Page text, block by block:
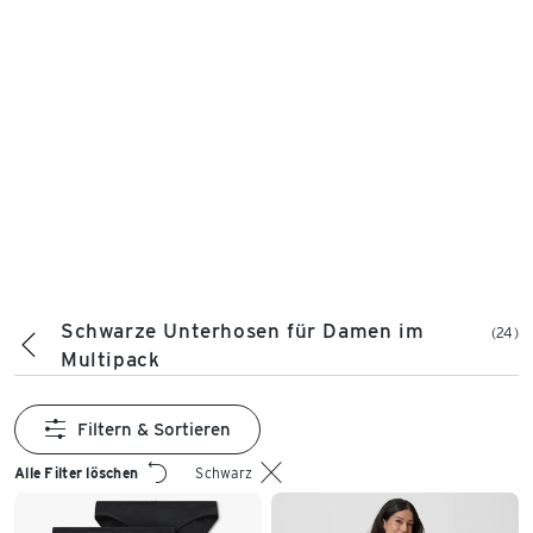
Schwarze Unterhosen für Damen im
Multipack
(24)
Alle Filter löschen Schwarz
Filtern & Sortieren